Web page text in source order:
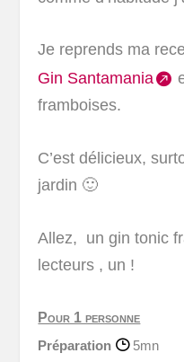
Je reprends ma
Gin Santamania
framboises.
C’est délicieux,
jardin 🙂
Allez, un gin tonic
lecteurs , un !
Pour 1 personne
Préparation
5mn